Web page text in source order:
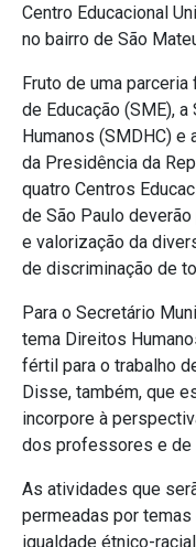
Centro Educacional
no bairro de São
Fruto de uma
de Educação (SME),
Humanos (SMDHC) e
da Presidência da
quatro Centros
de São Paulo
e valorização da
de discriminação de
Para o Secretário
tema Direitos
fértil para o trabalho
Disse, também, que
incorpore à
dos professores e de
As atividades que
permeadas por
igualdade étnico-